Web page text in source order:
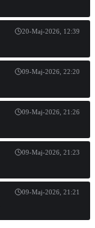
20-Maj-2026, 12:39
09-Maj-2026, 22:20
09-Maj-2026, 21:26
09-Maj-2026, 21:23
09-Maj-2026, 21:21